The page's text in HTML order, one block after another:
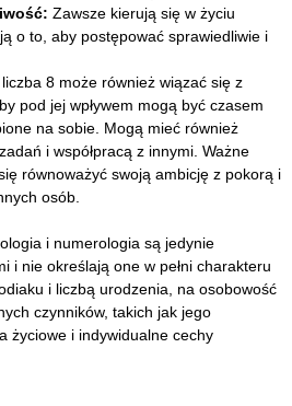
Zawsze kierują się w życiu
o to, aby postępować sprawiedliwie i
8 może również wiązać się z
pod jej wpływem mogą być czasem
na sobie. Mogą mieć również
i współpracą z innymi. Ważne
równoważyć swoją ambicję z pokorą i
osób.
i numerologia są jedynie
i nie określają one w pełni charakteru
i liczbą urodzenia, na osobowość
czynników, takich jak jego
życiowe i indywidualne cechy